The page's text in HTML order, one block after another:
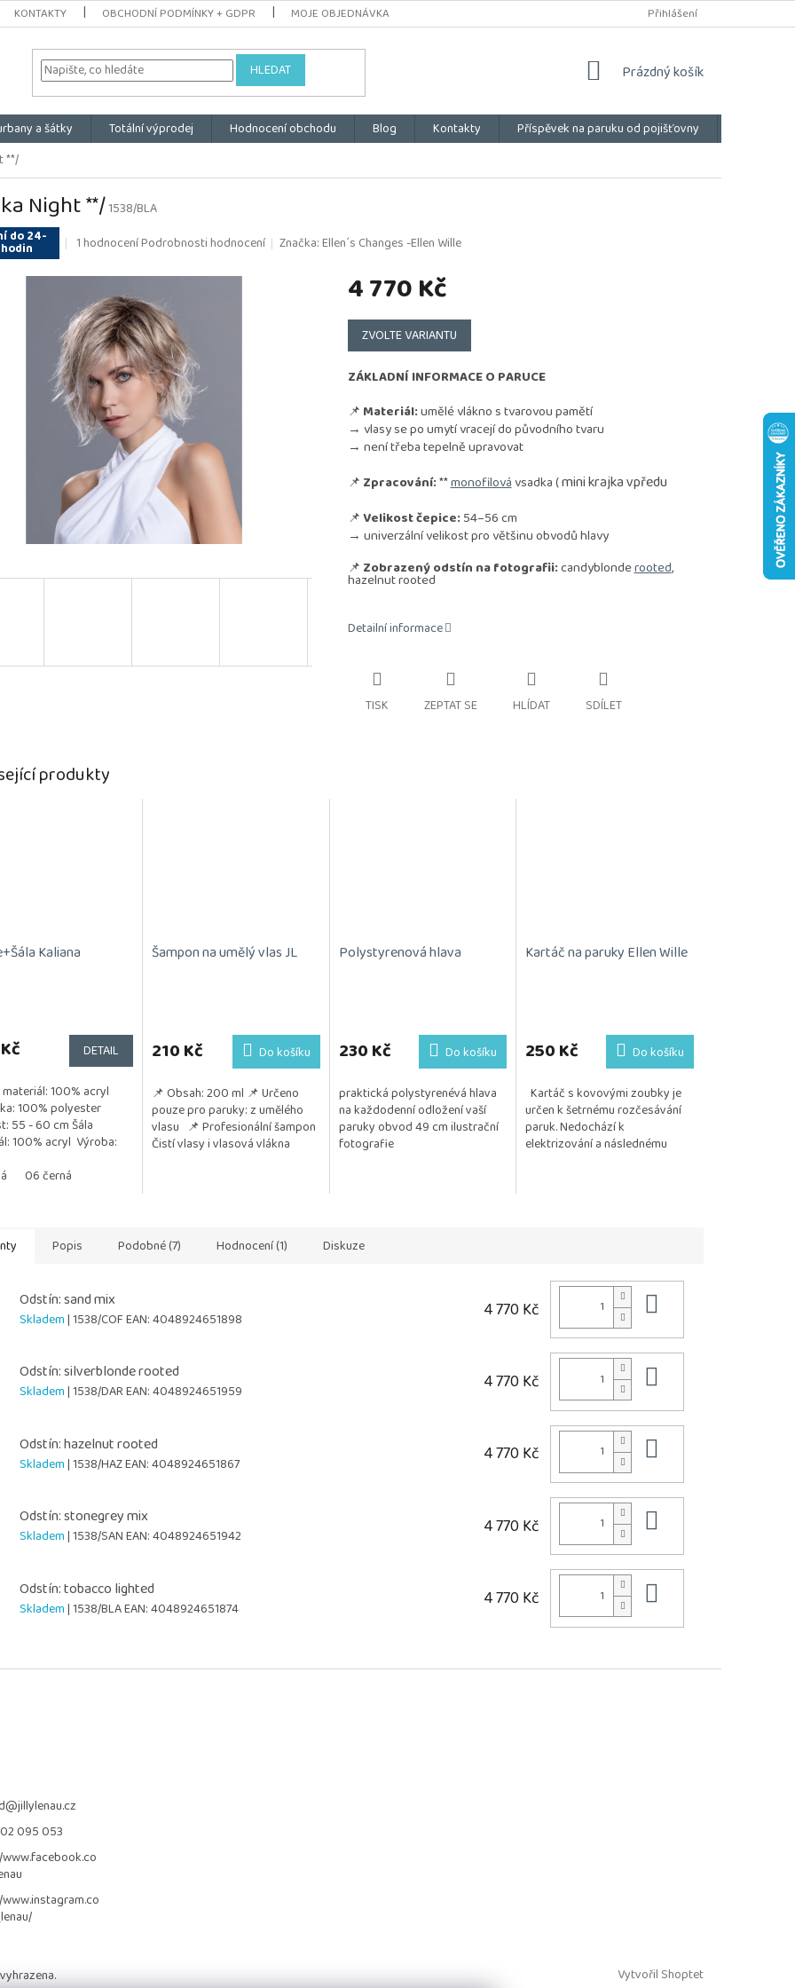
KONTAKTY OBCHODNÍ PODMÍNKY + GDPR MOJE OBJEDNÁVKA Přihlášení
HLEDAT
NÁKUPNÍ
Prázdný košík
a šátky Totální výprodej Hodnocení obchodu Blog Kontakty Příspěvek na paruku od pojišťovny
**/
Night **/1538/BLA
do 24-
Průměrné
produktu
5,0
z
5
hvězdiček.
1 hodnoceníPodrobnosti hodnocení Značka:Ellen´s Changes -Ellen Wille
4 770 Kč
Měrná
cena:
ZVOLTE VARIANTU
ZÁKLADNÍ INFORMACE O PARUCE
📌 Materiál:umělé vlákno s tvarovou pamětí
→ vlasy se po umytí vracejí do původního tvaru
→ není třeba tepelně upravovat
📌 Zpracování:**monofilovávsadka (mini krajka vpředu
📌Velikost čepice: 54–56 cm
→ univerzální velikost pro většinu obvodů hlavy
📌 Zobrazený odstín na fotografii:candyblonderooted,
hazelnut rooted
Detailní informace
TISK ZEPTAT SE HLÍDAT SDÍLET
produkty
Kaliana
DETAIL
100% acryl
100% polyester
55 - 60 cm Šála
100% acryl Výroba:
návod...
06 černá
Šampon na umělý vlas JL
210 Kč Do košíku
📌 Obsah: 200 ml 📌 Určeno
pouze pro paruky: z umělého
vlasu 📌 Profesionální šampon
Čistí vlasy i vlasová vlákna
Polystyrenová hlava
230 Kč Do košíku
praktická polystyrenévá hlava
na každodenní odložení vaší
paruky obvod 49 cm ilustrační
fotografie
Kartáč na paruky Ellen Wille
produktu
je
z
5
hvězdiček.
250 Kč Do košíku
Kartáč s kovovými zoubky je
určen k šetrnému rozčesávání
paruk. Nedochází k
elektrizování a následnému
Popis Podobné (7) Hodnocení (1) Diskuze
Odstín: sand mix
Skladem| 1538/COFEAN:4048924651898 4 770 Kč
Odstín: silverblonde rooted
Skladem| 1538/DAREAN:4048924651959 4 770 Kč
Odstín: hazelnut rooted
Skladem| 1538/HAZEAN:4048924651867 4 770 Kč
Odstín: stonegrey mix
Skladem| 1538/SANEAN:4048924651942 4 770 Kč
Odstín: tobacco lighted
Skladem| 1538/BLAEAN:4048924651874 4 770 Kč
@jillylenau.cz
095 053
Vytvořil Shoptet